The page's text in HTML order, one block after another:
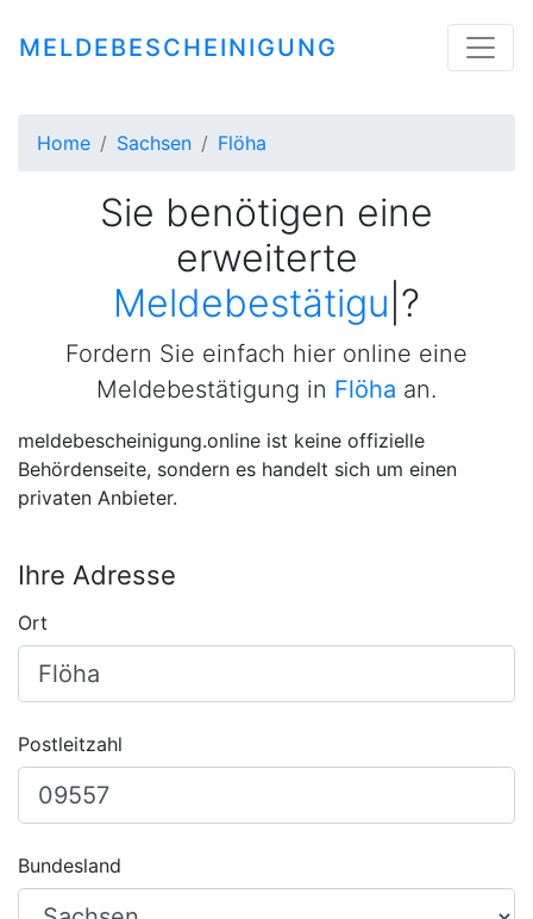
MELDEBESCHEINIGUNG
Home Sachsen Flöha
Sie benötigen eine
erweiterte
Meldebestätigung|
Fordern Sie einfach hier online eine
Meldebestätigung in Flöha an.
meldebescheinigung.online ist keine offizielle
Behördenseite, sondern es handelt sich um einen
privaten Anbieter.
Ihre Adresse
Ort
Postleitzahl
Bundesland